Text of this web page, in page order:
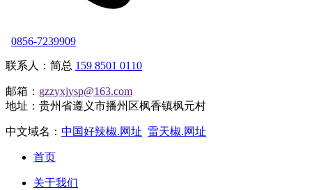
0856-7239909
联系人：简总 159 8501 0110
邮箱： gzzyxjysp@163.com
地址：贵州省遵义市播州区枫香镇枫元村
中文域名： 中国好辣椒.网址 雷天椒.网址
首页
关于我们